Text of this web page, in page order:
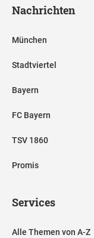
Nachrichten
München
Stadtviertel
Bayern
FC Bayern
TSV 1860
Promis
Services
Alle Themen von A-Z